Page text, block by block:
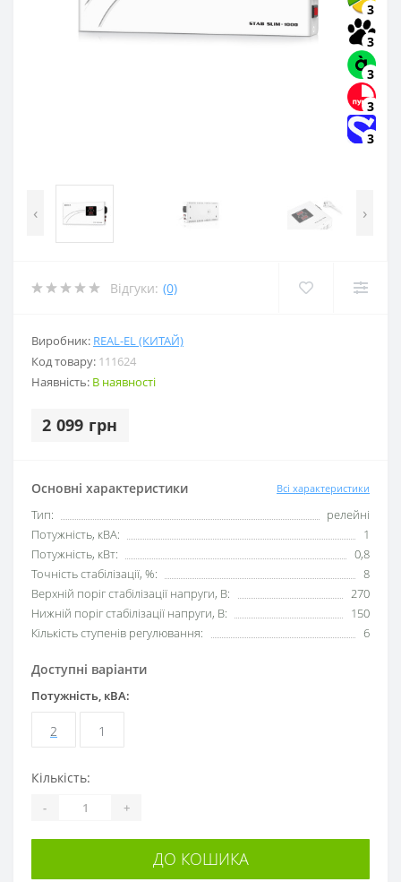
3
3
3
3
3
‹ ›
Відгуки: (0)
Виробник: REAL-EL (КИТАЙ)
Код товару: 111624
Наявність: В наявності
2 099 грн
Основні характеристики Всі характеристики
Тип:
релейні
Потужність, кВА:
1
Потужність, кВт:
0,8
Точність стабілізації, %:
8
Верхній поріг стабілізації напруги, В:
270
Нижній поріг стабілізації напруги, В:
150
Кількість ступенів регулювання:
6
Доступні варіанти
Потужність, кВА:
2 1
Кількість:
- +
ДО КОШИКА